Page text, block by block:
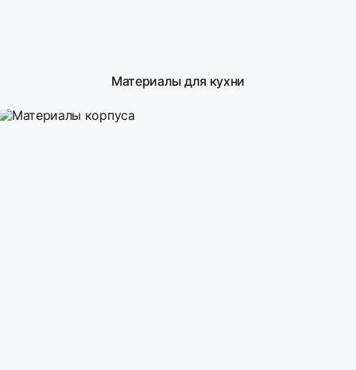
Материалы для кухни